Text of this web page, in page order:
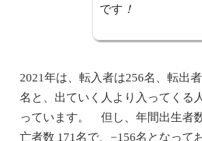
です ！
2021年は、転入者は256名、転出
名と、出ていく人より入ってくる
っています。 但し、年間出生者
亡者数 171名で、−156名となって